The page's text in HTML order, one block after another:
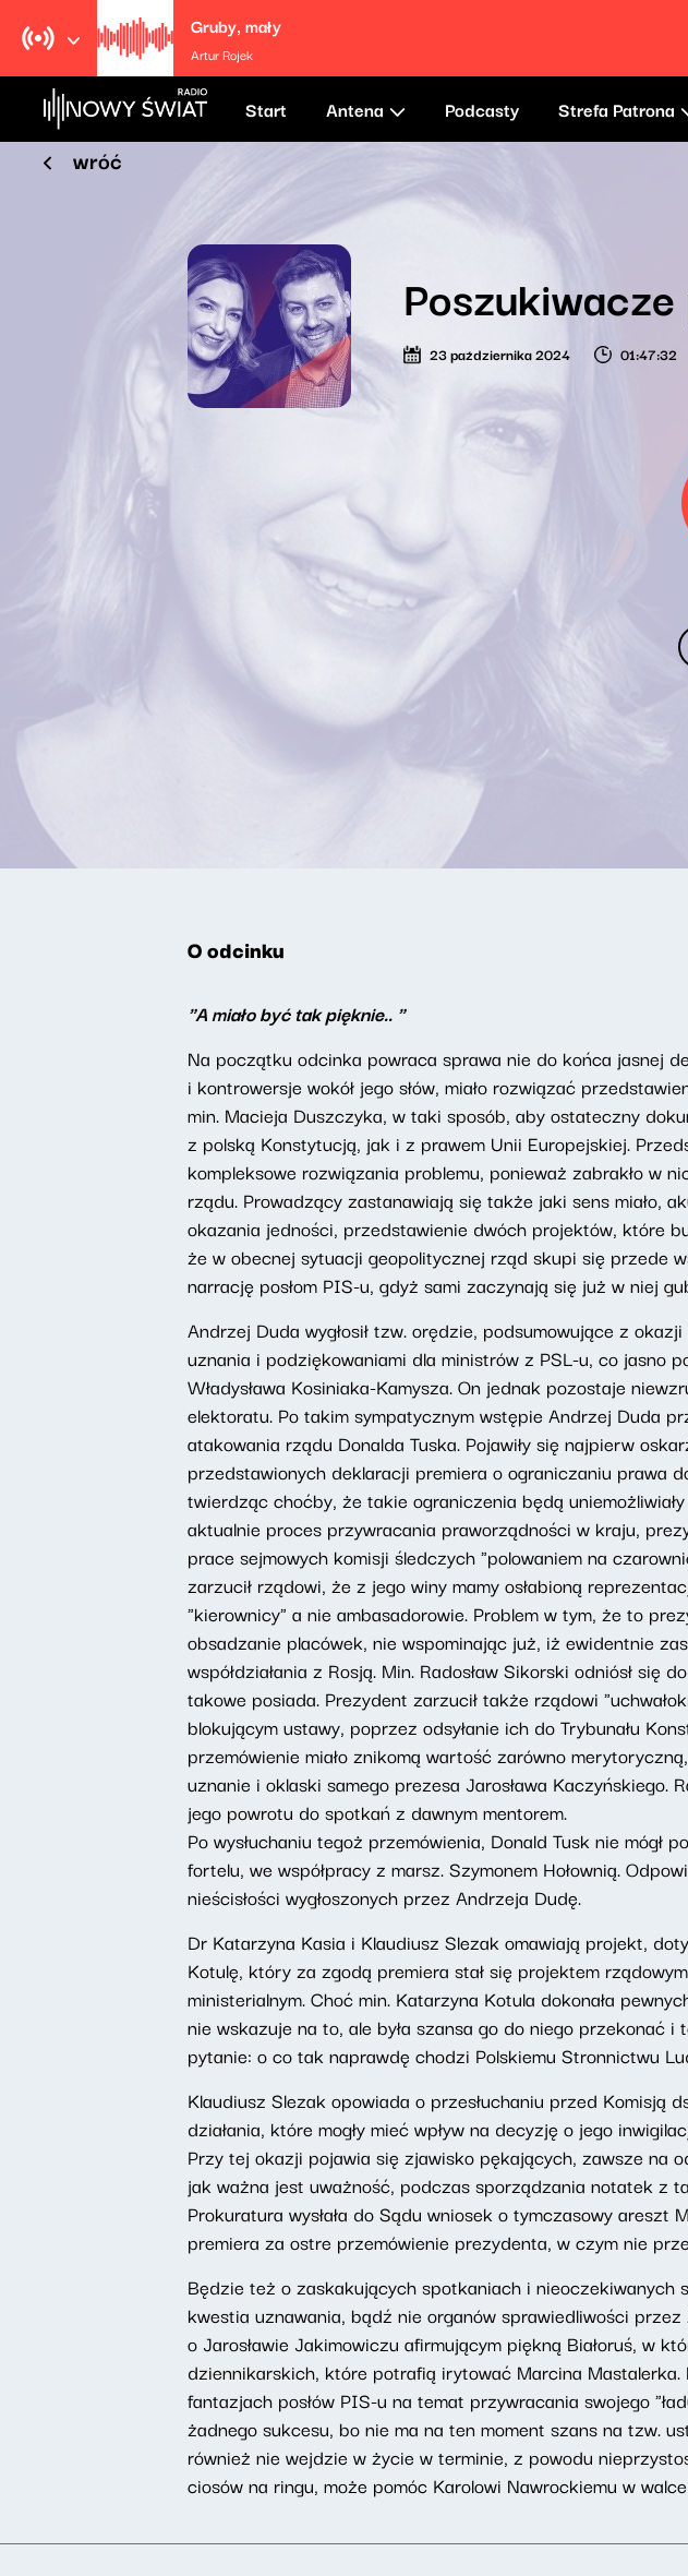
Gruby, mały
Artur Rojek
Start Antena Podcasty Strefa Patrona
wróć
23 października 2024 01:47:32
O odcinku
"A miało być tak pięknie.. "
Na początku odcinka powraca sprawa nie do końca jasnej
i kontrowersje wokół jego słów, miało rozwiązać
min. Macieja Duszczyka, w taki sposób, aby ostateczny
z polską Konstytucją, jak i z prawem Unii Europejskiej.
kompleksowe rozwiązania problemu, ponieważ zabrakło w
rządu. Prowadzący zastanawiają się także jaki sens miało,
okazania jedności, przedstawienie dwóch projektów, które
że w obecnej sytuacji geopolitycznej rząd skupi się przede
narrację posłom PIS-u, gdyż sami zaczynają się już w niej
Andrzej Duda wygłosił tzw. orędzie, podsumowujące z
uznania i podziękowaniami dla ministrów z PSL-u, co jasno
Władysława Kosiniaka-Kamysza. On jednak pozostaje
elektoratu. Po takim sympatycznym wstępie Andrzej Duda
atakowania rządu Donalda Tuska. Pojawiły się najpierw
przedstawionych deklaracji premiera o ograniczaniu prawa
twierdząc choćby, że takie ograniczenia będą
aktualnie proces przywracania praworządności w kraju,
prace sejmowych komisji śledczych "polowaniem na
zarzucił rządowi, że z jego winy mamy osłabioną
"kierownicy" a nie ambasadorowie. Problem w tym, że to
obsadzanie placówek, nie wspominając już, iż ewidentnie
współdziałania z Rosją. Min. Radosław Sikorski odniósł
takowe posiada. Prezydent zarzucił także rządowi
blokującym ustawy, poprzez odsyłanie ich do Trybunału
przemówienie miało znikomą wartość zarówno
uznanie i oklaski samego prezesa Jarosława
jego powrotu do spotkań z dawnym mentorem.
Po wysłuchaniu tegoż przemówienia, Donald Tusk nie
fortelu, we współpracy z marsz. Szymonem Hołownią.
nieścisłości wygłoszonych przez Andrzeja Dudę.
Dr Katarzyna Kasia i Klaudiusz Slezak omawiają projekt,
Kotulę, który za zgodą premiera stał się projektem
ministerialnym. Choć min. Katarzyna Kotula dokonała
nie wskazuje na to, ale była szansa go do niego przekonać
pytanie: o co tak naprawdę chodzi Polskiemu Stronnictwu
Klaudiusz Slezak opowiada o przesłuchaniu przed
działania, które mogły mieć wpływ na decyzję o jego
Przy tej okazji pojawia się zjawisko pękających, zawsze na
jak ważna jest uważność, podczas sporządzania notatek z
Prokuratura wysłała do Sądu wniosek o tymczasowy
premiera za ostre przemówienie prezydenta, w czym nie
Będzie też o zaskakujących spotkaniach i
kwestia uznawania, bądź nie organów sprawiedliwości
o Jarosławie Jakimowiczu afirmującym piękną Białoruś, w
dziennikarskich, które potrafią irytować Marcina
fantazjach posłów PIS-u na temat przywracania swojego
żadnego sukcesu, bo nie ma na ten moment szans na tzw.
również nie wejdzie w życie w terminie, z powodu
ciosów na ringu, może pomóc Karolowi Nawrockiemu w